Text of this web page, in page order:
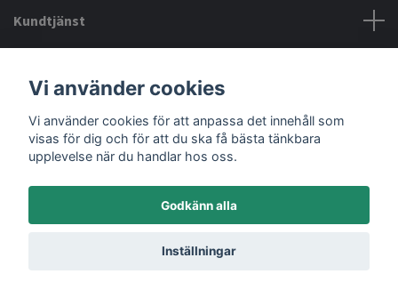
Kundtjänst
Sociala medier
© 2026 Djurochfritid.se
Vi använder cookies
Vi använder cookies för att anpassa det innehåll som
visas för dig och för att du ska få bästa tänkbara
upplevelse när du handlar hos oss.
Godkänn alla
Inställningar